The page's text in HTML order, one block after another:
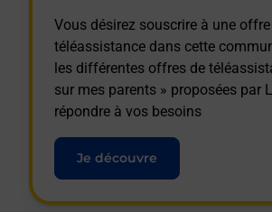
Vous désirez souscrire à une
téléassistance dans cette
les différentes offres de
sur mes parents » proposées par
répondre à vos besoins
Je découvre